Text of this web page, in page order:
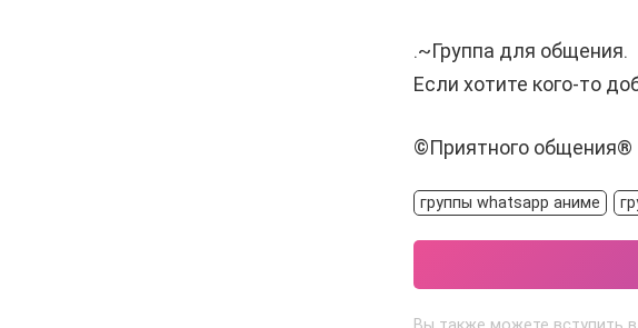
.~Группа для общения.
Если хотите кого-то
©Приятного общения®
группы whatsapp аниме